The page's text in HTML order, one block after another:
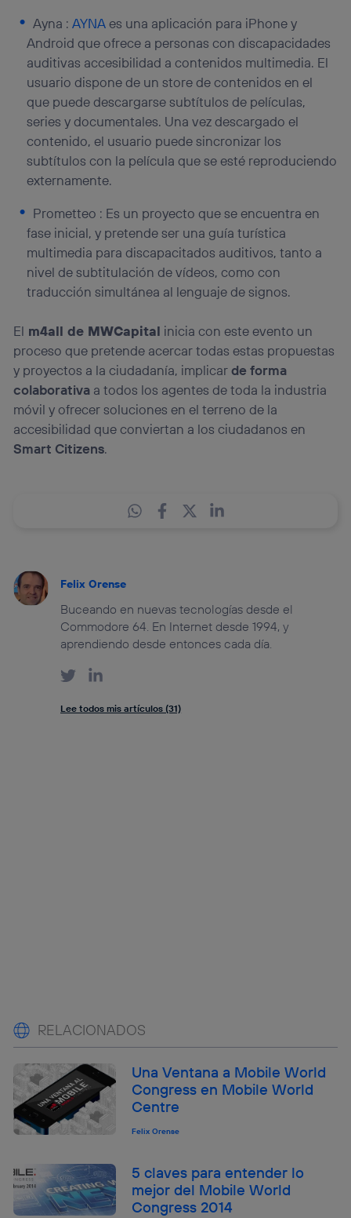
Ayna :AYNAes una aplicación para iPhone y
Android que ofrece a personas con discapacidades
auditivas accesibilidad a contenidos multimedia. El
usuario dispone de un store de contenidos en el
que puede descargarse subtítulos de películas,
series y documentales. Una vez descargado el
contenido, el usuario puede sincronizar los
subtítulos con la película que se esté reproduciendo
externamente.
Prometteo : Es un proyecto que se encuentra en
fase inicial, y pretende ser una guía turística
multimedia para discapacitados auditivos, tanto a
nivel de subtitulación de vídeos, como con
traducción simultánea al lenguaje de signos.
El m4all de MWCapital inicia con este evento un
proceso que pretende acercar todas estas propuestas
y proyectos a la ciudadanía, implicarde forma
colaborativa a todos los agentes de toda la industria
móvil y ofrecer soluciones en el terreno de la
accesibilidad que conviertan a los ciudadanos en
Smart Citizens.
Felix Orense
Buceando en nuevas tecnologías desde el
Commodore 64. En Internet desde 1994, y
aprendiendo desde entonces cada día.
Lee todos mis artículos (31)
RELACIONADOS
Una Ventana a Mobile World
Congress en Mobile World
Centre
Felix Orense
5 claves para entender lo
mejor del Mobile World
Congress 2014